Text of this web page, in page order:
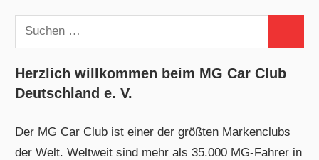
Suchen
nach:
Herzlich willkommen beim MG Car Club
Deutschland e. V.
Der MG Car Club ist einer der größten Markenclubs
der Welt. Weltweit sind mehr als 35.000 MG-Fahrer in